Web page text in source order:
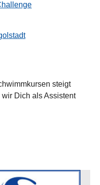
steigt
Dich als Assistent